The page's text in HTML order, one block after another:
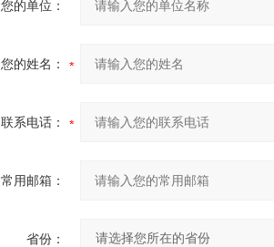
您的单位：
您的姓名：
联系电话：
常用邮箱：
省份：